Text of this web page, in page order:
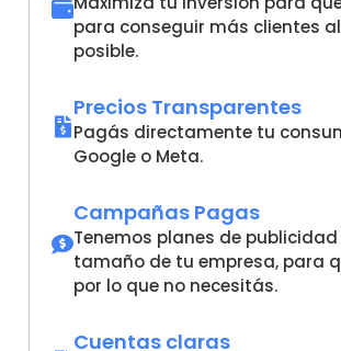
para conseguir más clientes
posible.
Precios Transparentes
Pagás directamente tu
Google o Meta.
Campañas Pagas
Tenemos planes de
tamaño de tu empresa, para
por lo que no necesitás.
Cuentas claras